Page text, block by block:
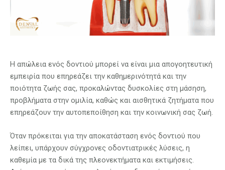
Η απώλεια ενός δοντιού μπορεί να είναι μια απογοητευτική
εμπειρία που επηρεάζει την καθημερινότητά και την
ποιότητα ζωής σας, προκαλώντας δυσκολίες στη μάσηση,
προβλήματα στην ομιλία, καθώς και αισθητικά ζητήματα που
επηρεάζουν την αυτοπεποίθηση και την κοινωνική σας ζωή.
Όταν πρόκειται για την αποκατάσταση ενός δοντιού που
λείπει, υπάρχουν σύγχρονες οδοντιατρικές λύσεις, η
καθεμία με τα δικά της πλεονεκτήματα και εκτιμήσεις.